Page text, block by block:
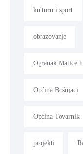
kulturu i sport
obrazovanje
Ogranak Matice
Općina Bošnjaci
Općina Tovarnik
projekti